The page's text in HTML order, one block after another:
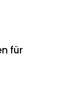
für